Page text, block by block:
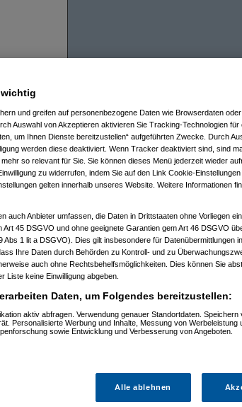
und greifen auf personenbezogene Daten wie Browserdaten
Auswahl von Akzeptieren aktivieren Sie Tracking-Technologien für
um Ihnen Dienste bereitzustellen“ aufgeführten Zwecke. Durch
werden diese deaktiviert. Wenn Tracker deaktiviert sind, sind
so relevant für Sie. Sie können dieses Menü jederzeit wieder
zu widerrufen, indem Sie auf den Link Cookie-
gelten innerhalb unseres Website. Weitere Informationen
auch Anbieter umfassen, die Daten in Drittstaaten ohne Vorliegen
45 DSGVO und ohne geeignete Garantien gem Art 46 DSGVO
Abs 1 lit a DSGVO). Dies gilt insbesondere für Datenübermittlungen
Ihre Daten durch Behörden zu Kontroll- und zu
auch ohne Rechtsbehelfsmöglichkeiten. Dies können Sie
Liste keine Einwilligung abgeben.
Daten, um Folgendes bereitzustellen:
aktiv abfragen. Verwendung genauer Standortdaten. Speichern
Personalisierte Werbung und Inhalte, Messung von Werbeleistung
sowie Entwicklung und Verbesserung von Angeboten.
Alle ablehnen